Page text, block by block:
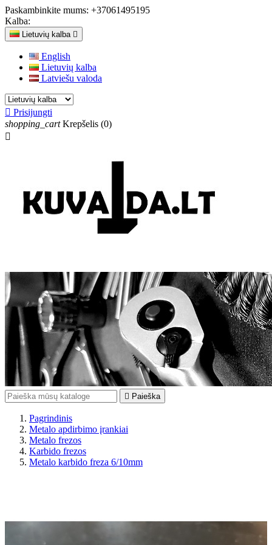
Paskambinkite mums: +37061495195
Kalba:
Lietuvių kalba 
English
Lietuvių kalba
Latviešu valoda
 Prisijungti
shopping_cart Krepšelis (0)

 Paieška
Pagrindinis
Metalo apdirbimo įrankiai
Metalo frezos
Karbido frezos
Metalo karbido freza 6/10mm